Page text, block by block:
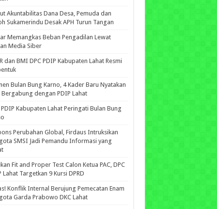
Akuntabilitas Dana Desa, Pemuda dan
Sukamerindu Desak APH Turun Tangan
Memangkas Beban Pengadilan Lewat
Media Siber
dan BMI DPC PDIP Kabupaten Lahat Resmi
Bulan Bung Karno, 4 Kader Baru Nyatakan
Bergabung dengan PDIP Lahat
PDIP Kabupaten Lahat Peringati Bulan Bung
Perubahan Global, Firdaus Intruksikan
SMSI Jadi Pemandu Informasi yang
Fit and Proper Test Calon Ketua PAC, DPC
Lahat Targetkan 9 Kursi DPRD
Konflik Internal Berujung Pemecatan Enam
Garda Prabowo DKC Lahat